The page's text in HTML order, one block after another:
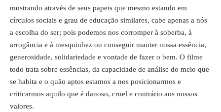
mostrando através de seus papeis que mesmo estando em
círculos sociais e grau de educação similares, cabe apenas a nós
a escolha do ser; pois podemos nos corromper à soberba, à
arrogância e à mesquinhez ou conseguir manter nossa essência,
generosidade, solidariedade e vontade de fazer o bem. O filme
todo trata sobre essências, da capacidade de análise do meio que
se habita e o quão aptos estamos a nos posicionarmos e
criticarmos aquilo que é danoso, cruel e contrário aos nossos
valores.